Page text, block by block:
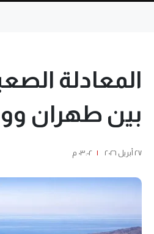
المعادلة
بين طهران
٢٧ أبريل ٢٠٢٦ | ٠٣:٠٢ م